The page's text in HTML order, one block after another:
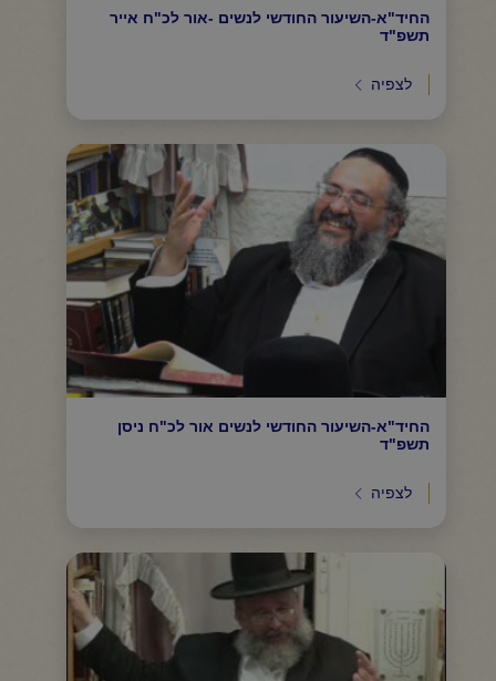
החיד"א-השיעור החודשי לנשים -אור לכ"ח אייר
תשפ"ד
לצפיה
החיד"א-השיעור החודשי לנשים אור לכ"ח ניסן
תשפ"ד
לצפיה